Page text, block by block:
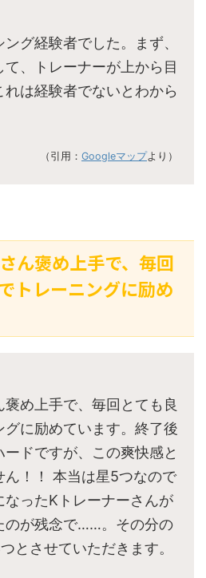
グ経験者でした。まず、
、トレーナーが上から目
は経験者でないとわから
（引用： Googleマップより）
ん褒め上手で、毎回
トレーニングに励め
褒め上手で、毎回とても良
に励めています。終了後
ドですが、この爽快感と
ん！！ 本当は星5つなので
ったKトレーナーさんが
のが残念で……。その分の
とさせていただきます。